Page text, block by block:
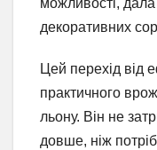
можливості, дала
декоративних
Цей перехід від
практичного
льону. Він не
довше, ніж